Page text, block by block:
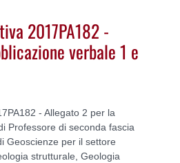
2017PA182 -
verbale 1 e
- Allegato 2 per la
Professore di seconda fascia
Geoscienze per il settore
strutturale, Geologia